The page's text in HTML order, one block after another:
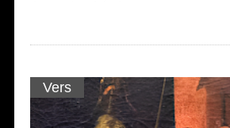
Vers